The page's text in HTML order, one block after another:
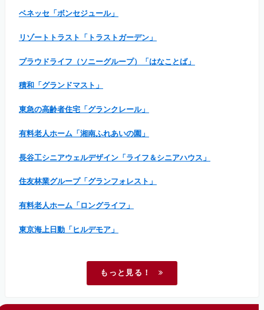
ベネッセ「ボンセジュール」
リゾートトラスト「トラストガーデン」
プラウドライフ（ソニーグループ）「はなことば」
積和「グランドマスト」
東急の高齢者住宅「グランクレール」
有料老人ホーム「湘南ふれあいの園」
長谷工シニアウェルデザイン「ライフ＆シニアハウス」
住友林業グループ「グランフォレスト」
有料老人ホーム「ロングライフ」
東京海上日動「ヒルデモア」
もっと見る！